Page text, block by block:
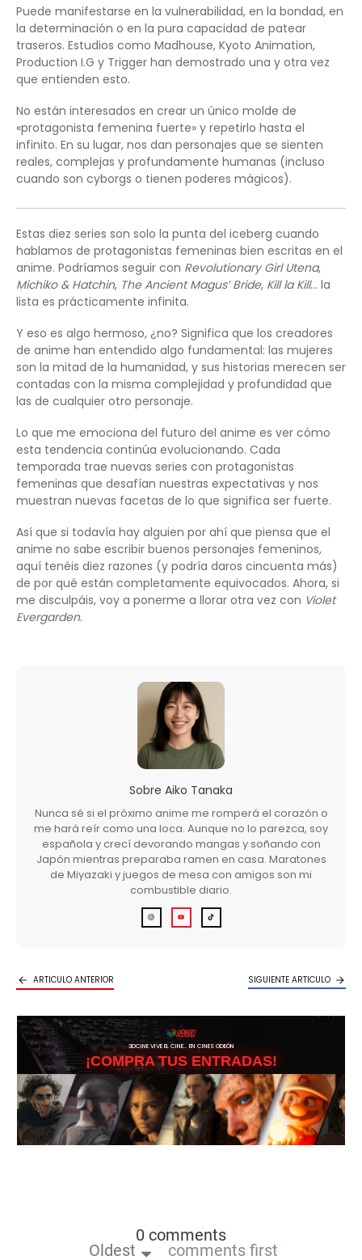
Puede manifestarse en la vulnerabilidad, en la bondad, en
la determinación o en la pura capacidad de patear
traseros. Estudios como Madhouse, Kyoto Animation,
Production I.G y Trigger han demostrado una y otra vez
que entienden esto.
No están interesados en crear un único molde de
«protagonista femenina fuerte» y repetirlo hasta el
infinito. En su lugar, nos dan personajes que se sienten
reales, complejas y profundamente humanas (incluso
cuando son cyborgs o tienen poderes mágicos).
Estas diez series son solo la punta del iceberg cuando
hablamos de protagonistas femeninas bien escritas en el
anime. Podríamos seguir con Revolutionary Girl Utena,
Michiko & Hatchin, The Ancient Magus’ Bride, Kill la Kill… la
lista es prácticamente infinita.
Y eso es algo hermoso, ¿no? Significa que los creadores
de anime han entendido algo fundamental: las mujeres
son la mitad de la humanidad, y sus historias merecen ser
contadas con la misma complejidad y profundidad que
las de cualquier otro personaje.
Lo que me emociona del futuro del anime es ver cómo
esta tendencia continúa evolucionando. Cada
temporada trae nuevas series con protagonistas
femeninas que desafían nuestras expectativas y nos
muestran nuevas facetas de lo que significa ser fuerte.
Así que si todavía hay alguien por ahí que piensa que el
anime no sabe escribir buenos personajes femeninos,
aquí tenéis diez razones (y podría daros cincuenta más)
de por qué están completamente equivocados. Ahora, si
me disculpáis, voy a ponerme a llorar otra vez con Violet
Evergarden.
Sobre Aiko Tanaka
Nunca sé si el próximo anime me romperá el corazón o
me hará reír como una loca. Aunque no lo parezca, soy
española y crecí devorando mangas y soñando con
Japón mientras preparaba ramen en casa. Maratones
de Miyazaki y juegos de mesa con amigos son mi
combustible diario.
ARTICULO ANTERIOR SIGUIENTE ARTICULO
3DCINE VIVE EL CINE… EN CINES ODEÓN
¡COMPRA TUS ENTRADAS!
0 comments
Oldest comments first